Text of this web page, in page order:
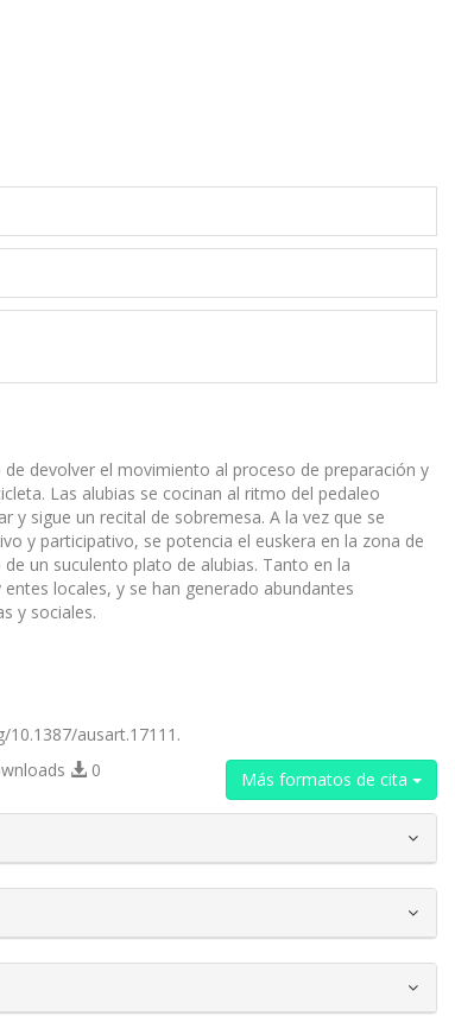
devolver el movimiento al proceso de preparación y
Las alubias se cocinan al ritmo del pedaleo
y sigue un recital de sobremesa. A la vez que se
y participativo, se potencia el euskera en la zona de
un suculento plato de alubias. Tanto en la
locales, y se han generado abundantes
y sociales.
10.1387/ausart.17111.
Más formatos de cita
0